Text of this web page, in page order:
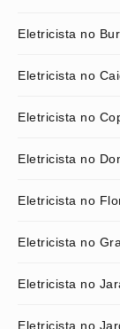
Eletricista no
Eletricista no
Eletricista no
Eletricista no
Eletricista no
Eletricista no
Eletricista no
Eletricista no